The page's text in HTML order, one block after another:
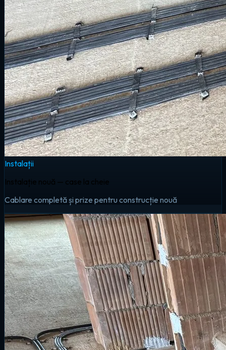
Instalații
Instalație nouă — case la cheie
Cablare completă și prize pentru construcție nouă